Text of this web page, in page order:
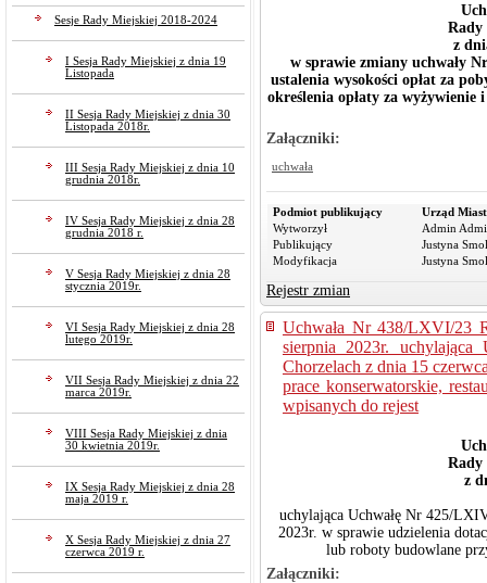
Sesje Rady Miejskiej 2018-2024
I Sesja Rady Miejskiej z dnia 19
Listopada
II Sesja Rady Miejskiej z dnia 30
Listopada 2018r.
III Sesja Rady Miejskiej z dnia 10
grudnia 2018r.
IV Sesja Rady Miejskiej z dnia 28
grudnia 2018 r.
V Sesja Rady Miejskiej z dnia 28
stycznia 2019r.
VI Sesja Rady Miejskiej z dnia 28
lutego 2019r.
VII Sesja Rady Miejskiej z dnia 22
marca 2019r.
VIII Sesja Rady Miejskiej z dnia
30 kwietnia 2019r.
IX Sesja Rady Miejskiej z dnia 28
maja 2019 r.
X Sesja Rady Miejskiej z dnia 27
czerwca 2019 r.
Rady
z
w sprawie zmiany uchwały
ustalenia wysokości opłat za
określenia opłaty za wyżywienie
Załączniki:
uchwała
Podmiot publikujący
Urząd
Wytworzył
Admin
Publikujący
Justyna
Modyfikacja
Justyna
Rejestr zmian
Uchwała Nr 438/LXVI/23
sierpnia 2023r.
Chorzelach z dnia 15
prace konserwatorskie,
wpisanych do rejest
Rady
z
uchylająca Uchwałę Nr 425/
2023r. w sprawie udzielenia
lub roboty budowlane
Załączniki: